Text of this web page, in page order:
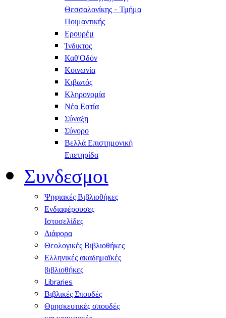
Θεσσαλονίκης - Τμήμα
Ποιμαντικής
Ερουρέμ
Ίνδικτος
Καθ'Οδόν
Κοινωνία
Κιβωτός
Κληρονομία
Νέα Εστία
Σύναξη
Σύνορο
Βελλά Επιστημονική
Επετηρίδα
Συνδεσμοι
Ψηφιακές Βιβλιοθήκες
Ενδιαφέρουσες
Ιστοσελίδες
Διάφορα
Θεολογικές Βιβλιοθήκες
Ελληνικές ακαδημαϊκές
βιβλιοθήκες
Libraries
Βιβλικές Σπουδές
Θρησκευτικές σπουδές